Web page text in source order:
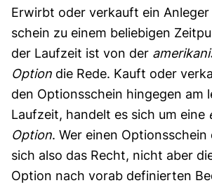
Erwirbt oder verkauft ein
schein zu einem beliebigen
der Laufzeit ist von der
Option die Rede. Kauft oder
den Optionsschein hingegen am
Laufzeit, handelt es sich um eine
Option. Wer einen
sich also das Recht, nicht aber
Option nach vorab definierten